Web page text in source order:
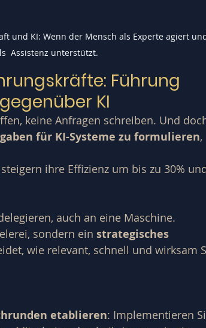
und KI: Wenn der Mensch als Experte agiert
Assistenz unterstützt.
Führung
KI
keine Anfragen schreiben. Und
für KI-Systeme zu formulieren,
ihre Effizienz um bis zu 30%
auch an eine Maschine.
sondern ein strategisches
wie relevant, schnell und wirksam
etablieren: Implementieren